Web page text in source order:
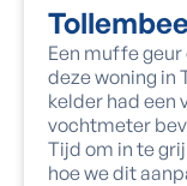
Een muffe
deze woning in
kelder had een
vochtmeter
Tijd om in te
hoe we dit